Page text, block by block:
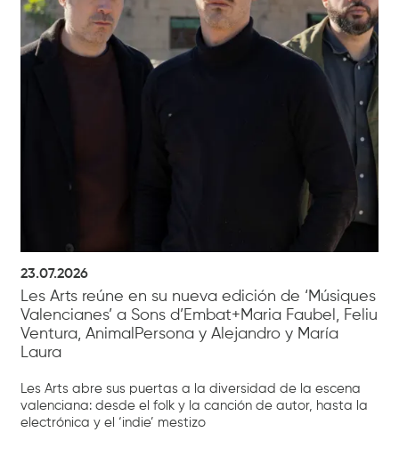
23.07.2026
Les Arts reúne en su nueva edición de ‘Músiques
Valencianes’ a Sons d’Embat+Maria Faubel, Feliu
Ventura, AnimalPersona y Alejandro y María
Laura
Les Arts abre sus puertas a la diversidad de la escena
valenciana: desde el folk y la canción de autor, hasta la
electrónica y el ‘indie’ mestizo